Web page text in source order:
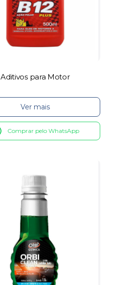
Aditivos para Motor
Ver mais
Comprar pelo WhatsApp